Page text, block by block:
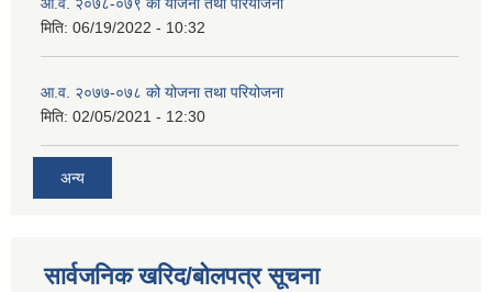
मिति: 06/19/2022 - 10:32
आ.व. २०७७-०७८ को योजना तथा परियोजना
मिति: 02/05/2021 - 12:30
अन्य
सार्वजनिक खरिद/बोलपत्र सूचना